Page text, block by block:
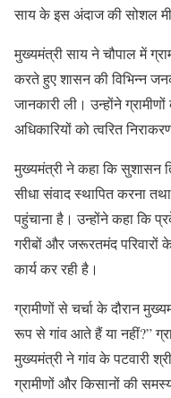
साय के इस अंदाज की सोशल
मुख्यमंत्री साय ने चौपाल में
करते हुए शासन की विभिन्न
जानकारी ली। उन्होंने
अधिकारियों को त्वरित
मुख्यमंत्री ने कहा कि सुशासन
सीधा संवाद स्थापित करना
पहुंचाना है। उन्होंने कहा कि
गरीबों और जरूरतमंद
कार्य कर रही है।
ग्रामीणों से चर्चा के दौरान
रूप से गांव आते हैं या नहीं?”
मुख्यमंत्री ने गांव के पटवारी
ग्रामीणों और किसानों की